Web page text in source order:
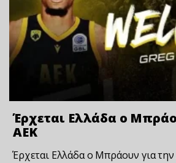
Έρχεται Ελλάδα ο
ΑΕΚ
Έρχεται Ελλάδα ο Μπράουν για